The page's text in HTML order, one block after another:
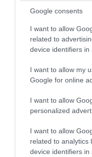
Google consents
I want to allow
related to
device identifiers in
I want to allow my
Google for online
I want to allow
personalized
I want to allow
related to analytics
device identifiers in
08.08.2026 | 13:02
Βίντεο: Ρωσική
ουκρανικών